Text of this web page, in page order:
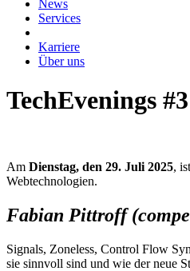
News
Services
Karriere
Über uns
TechEvenings
Am Dienstag, den 29. Juli 2025,
Webtechnologien.
Fabian Pittroff
Signals, Zoneless, Control Flow
sie sinnvoll sind und wie der neue